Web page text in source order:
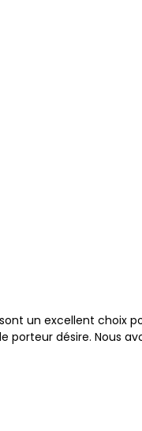
un excellent choix
désire. Nous